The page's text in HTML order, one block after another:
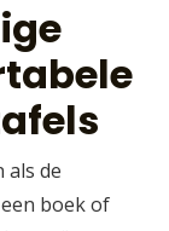
als de
boek of